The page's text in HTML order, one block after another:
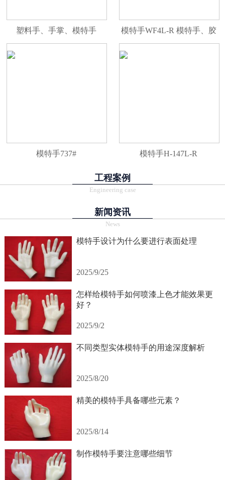
塑料手、手掌、模特手
WF4AL-R
模特手WF4L-R 模特手、胶
手、手尾、PVC手、塑料
模特手737# 模特手H-147L-R
工程案例
Engineering case
新闻资讯
News
模特手设计为什么要进行表面处理
2025/9/25
怎样给模特手如何喷漆上色才能效果更
好？
2025/9/2
不同类型实体模特手的用途深度解析
2025/8/20
精美的模特手具备哪些元素？
2025/8/14
制作模特手要注意哪些细节